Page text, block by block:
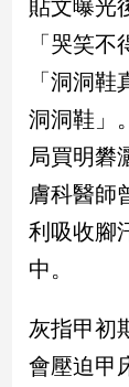
新
病
專
區
南
台
觀
貼文曝光
「哭笑
「洞洞
洞洞鞋」
局買明礬
膚科醫師
利吸收腳
中。
灰指甲初
會壓迫甲